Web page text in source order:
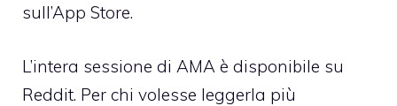
sull’App Store.
L’intera sessione di AMA è disponibile su
Reddit. Per chi volesse leggerla più